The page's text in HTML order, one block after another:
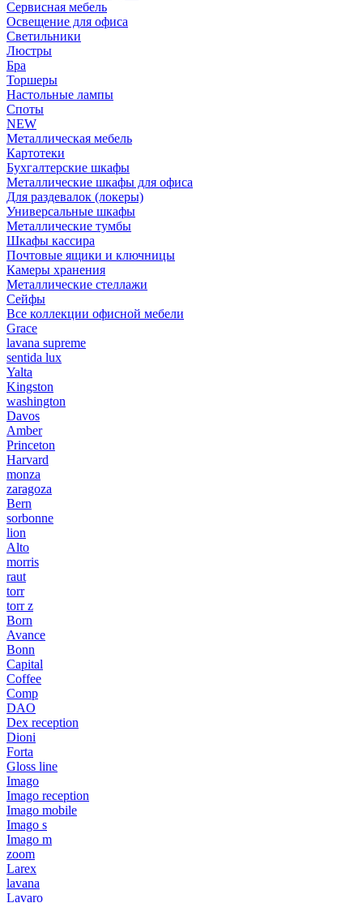
Сервисная мебель
Освещение для офиса
Светильники
Люстры
Бра
Торшеры
Настольные лампы
Споты
NEW
Металлическая мебель
Картотеки
Бухгалтерские шкафы
Металлические шкафы для офиса
Для раздевалок (локеры)
Универсальные шкафы
Металлические тумбы
Шкафы кассира
Почтовые ящики и ключницы
Камеры хранения
Металлические стеллажи
Сейфы
Все коллекции офисной мебели
Grace
lavana supreme
sentida lux
Yalta
Kingston
washington
Davos
Amber
Princeton
Harvard
monza
zaragoza
Bern
sorbonne
lion
Alto
morris
raut
torr
torr z
Born
Avance
Bonn
Capital
Coffee
Comp
DAO
Dex reception
Dioni
Forta
Gloss line
Imago
Imago reception
Imago mobile
Imago s
Imago m
zoom
Larex
lavana
Lavaro